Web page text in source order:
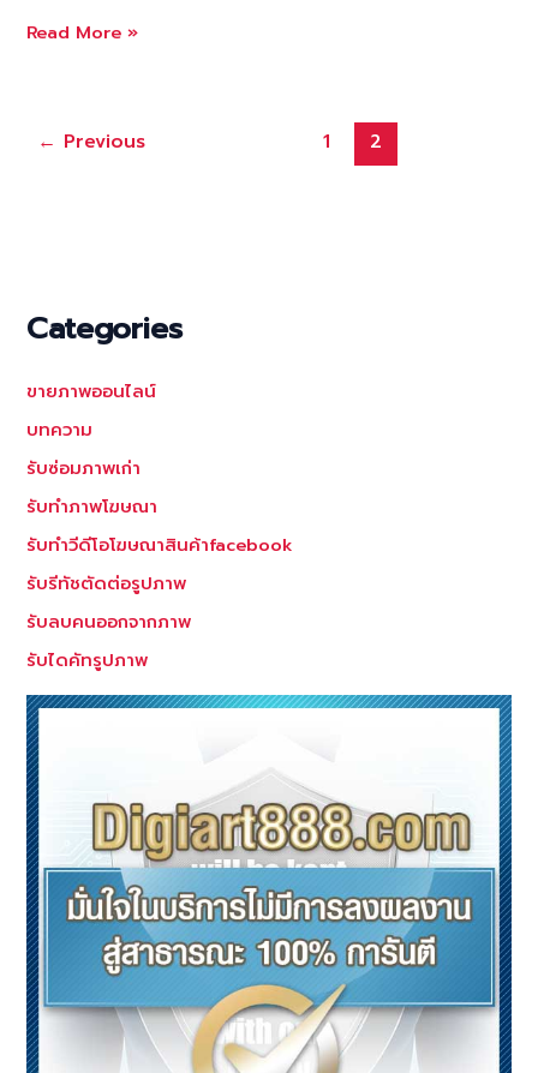
บริการ
รูป
แบค
ภาพ
แก้ไข
ฉาก
หลัง
ภาพถ่าย
Read More »
← Previous 1 2
Categories
ขายภาพออนไลน์
บทความ
รับซ่อมภาพเก่า
รับทำภาพโฆษณา
รับทำวีดีโอโฆษณาสินค้าfacebook
รับรีทัชตัดต่อรูปภาพ
รับลบคนออกจากภาพ
รับไดคัทรูปภาพ